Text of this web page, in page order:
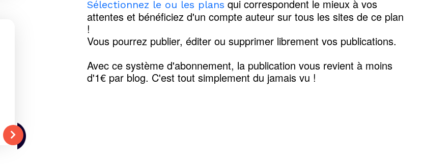
Sélectionnez le ou les plans qui correspondent le mieux à vos
attentes et bénéficiez d'un compte auteur sur tous les sites de ce plan
!
Vous pourrez publier, éditer ou supprimer librement vos publications.
Avec ce système d'abonnement, la publication vous revient à moins
d'1€ par blog. C'est tout simplement du jamais vu !